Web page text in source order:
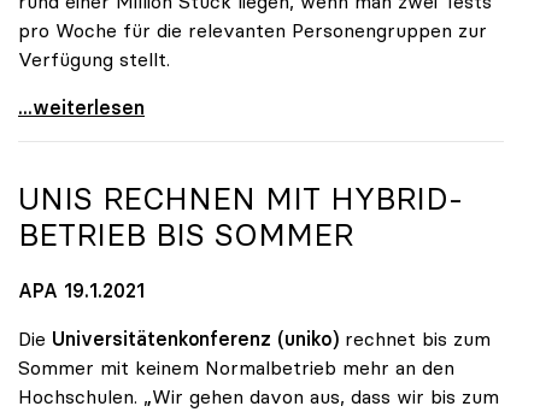
pro Woche für die relevanten Personengruppen zur
Verfügung stellt.
Seidler: „1 Million Euro für Antigen-Tests ist
...weiterlesen
UNIS RECHNEN MIT HYBRID-
BETRIEB BIS SOMMER
APA 19.1.2021
Die Universitätenkonferenz (uniko) rechnet bis zum
Sommer mit keinem Normalbetrieb mehr an den
Hochschulen. „Wir gehen davon aus, dass wir bis zum